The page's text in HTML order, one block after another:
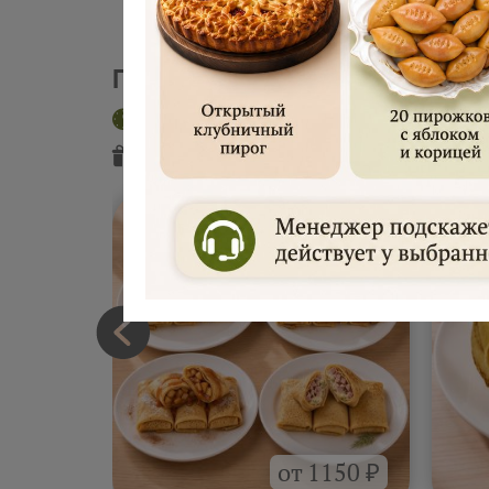
Пекарня "Русские блины"
Доставка сегодня Интервал 2
Подарокот пекарни Подарок
от 1150 ₽